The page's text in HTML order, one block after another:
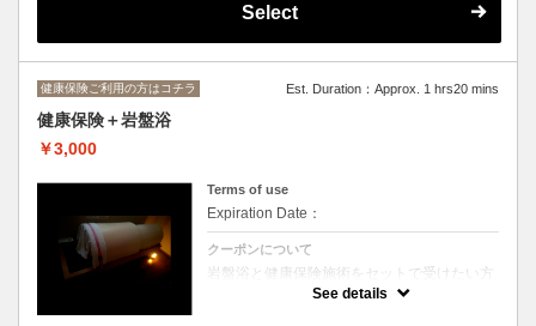
Select
健康保険ご利用の方はコチラ Est. Duration：Approx. 1 hrs20 mins
健康保険＋岩盤浴
￥3,000
Terms of use
Expiration Date：
クーポンについて
岩盤浴と健康保険施術をセットで受けたい方
はコチラをお選びください。
See details